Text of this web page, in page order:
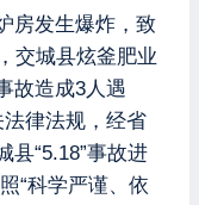
房发生爆炸，致
交城县炫釜肥业
故造成3人遇
律法规，经省
县“5.18”事故进
“科学严谨、依